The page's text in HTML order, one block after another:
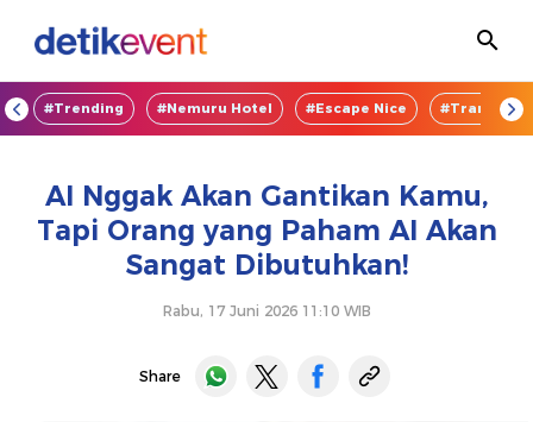
#Trending #Nemuru Hotel #Escape Nice
AI Nggak Akan Gantikan Kamu,
Tapi Orang yang Paham AI Akan
Sangat Dibutuhkan!
Rabu, 17 Juni 2026 11:10 WIB
Share